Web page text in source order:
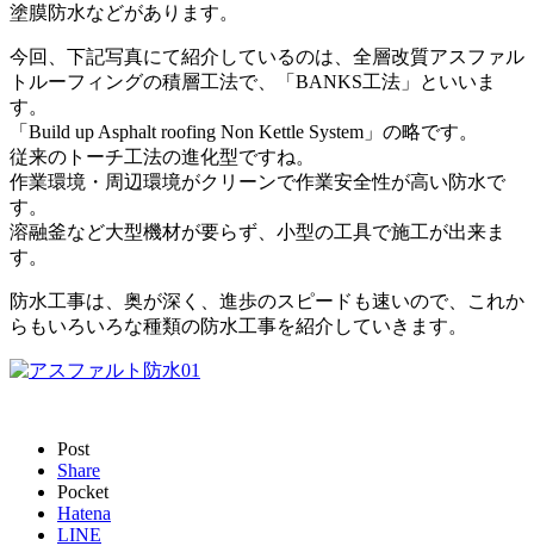
塗膜防水などがあります。
今回、下記写真にて紹介しているのは、全層改質アスファル
トルーフィングの積層工法で、「BANKS工法」といいま
す。
「Build up Asphalt roofing Non Kettle System」の略です。
従来のトーチ工法の進化型ですね。
作業環境・周辺環境がクリーンで作業安全性が高い防水で
す。
溶融釜など大型機材が要らず、小型の工具で施工が出来ま
す。
防水工事は、奥が深く、進歩のスピードも速いので、これか
らもいろいろな種類の防水工事を紹介していきます。
Post
Share
Pocket
Hatena
LINE